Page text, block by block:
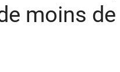
moins